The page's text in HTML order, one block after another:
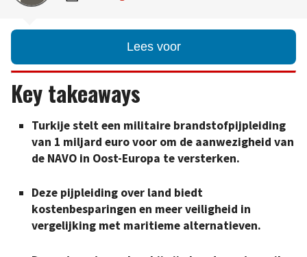
Lees voor
Key takeaways
Turkije stelt een militaire brandstofpijpleiding
van 1 miljard euro voor om de aanwezigheid van
de NAVO in Oost-Europa te versterken.
Deze pijpleiding over land biedt
kostenbesparingen en meer veiligheid in
vergelijking met maritieme alternatieven.